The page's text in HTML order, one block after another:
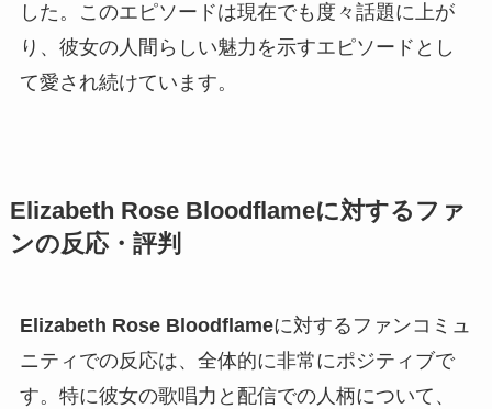
した。このエピソードは現在でも度々話題に上が
り、彼女の人間らしい魅力を示すエピソードとし
て愛され続けています。
Elizabeth Rose Bloodflameに対するファ
ンの反応・評判
Elizabeth Rose Bloodflameに対するファンコミュ
ニティでの反応は、全体的に非常にポジティブで
す。特に彼女の歌唱力と配信での人柄について、